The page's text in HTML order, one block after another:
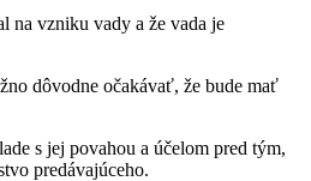
na vzniku vady a že vada je
dôvodne očakávať, že bude mať
s jej povahou a účelom pred tým,
predávajúceho.